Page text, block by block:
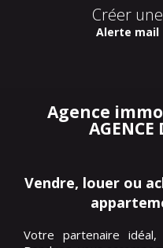
Créer une
Alerte mail
Agence
AGENCE
Vendre, louer ou
Votre partenaire